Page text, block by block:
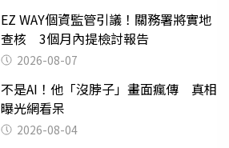
EZ WAY個資監管引議！關務署將實地
查核 3個月內提檢討報告
2026-08-07
不是AI！他「沒脖子」畫面瘋傳 真相
曝光網看呆
2026-08-04